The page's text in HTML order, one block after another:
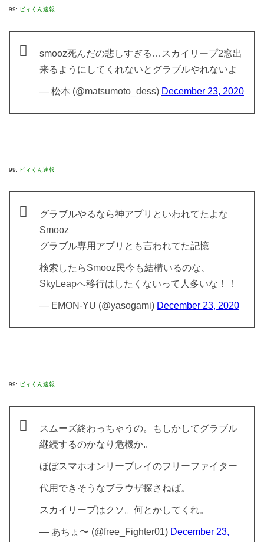
99: ビィくん速報
smooz死んだの悲しすぎる…スカイリープ2窓出
来るようにしてくれないとグラブルやれないよ
— 松本 (@matsumoto_dess) December 23, 2020
99: ビィくん速報
グラブルやるなら神アプリといわれてたよな
Smooz
グラブル専用アプリとも言われてた記憶
検索したらSmooz民今も結構いるのな、
SkyLeapへ移行はしたくないって人多いな！！
— EMON-YU (@yasogami) December 23, 2020
99: ビィくん速報
スムーズ終わっちゃうの。もしかしてグラブル
継続するのかなり危機か..
ほぼスマホオンリープレイのフリーファイター
代用できそうなブラウザ探さねば。
スカイリープはクソ。何とかしてくれ。
— あちょ〜 (@free_Fighter01) December 23,